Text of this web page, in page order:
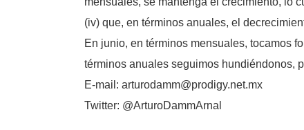
(iv) que, en términos anuales, el
En junio, en términos mensuales, tocamos
términos anuales seguimos hundiéndonos,
E-mail: arturodamm@prodigy.net.mx
Twitter: @ArturoDammArnal